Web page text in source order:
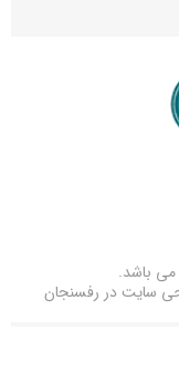
می باشد.
سایت در رفسنجان